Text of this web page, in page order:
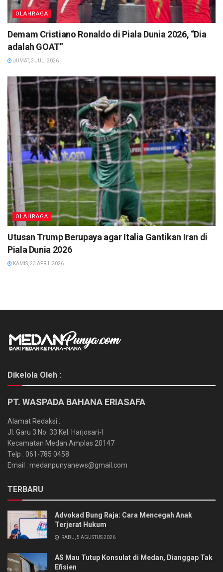
OLAHRAGA
Demam Cristiano Ronaldo di Piala Dunia 2026, “Dia
adalah GOAT”
JUMAT, 3 JULI 2026
OLAHRAGA
Utusan Trump Berupaya agar Italia Gantikan Iran di
Piala Dunia 2026
KAMIS, 23 APRIL 2026
Dikelola Oleh :
PT. WASPADA BAHANA ERIASAFA
Alamat Redaksi :
Jl. Garu 3 No. 33 Kel. Harjosari-I
Kecamatan Medan Amplas 20147
Telp : 061-785 0458
Email : medanpunyanews@gmail.com
TERBARU
Advokad Bung Raja: Cara Mencegah Anak
Terjerat Hukum
RABU, 5 AGUSTUS 2026
AS Mau Tutup Konsulat di Medan, Dianggap Tak
Efisien